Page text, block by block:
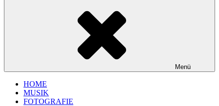
Menü
HOME
MUSIK
FOTOGRAFIE